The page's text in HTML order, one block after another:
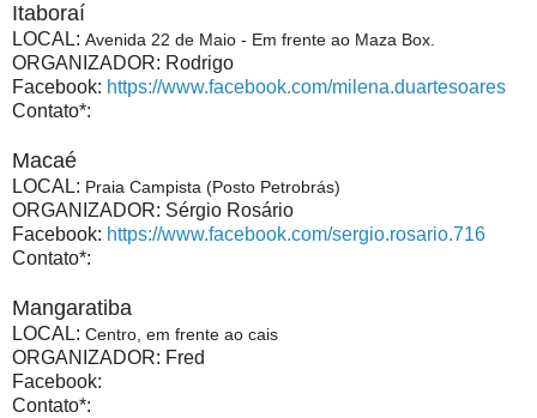
Itaboraí
LOCAL: Avenida 22 de Maio - Em frente ao Maza Box.
ORGANIZADOR: Rodrigo
Facebook: https://www.facebook.com/milena.duartesoares
Contato*:
Macaé
LOCAL: Praia Campista (Posto Petrobrás)
ORGANIZADOR: Sérgio Rosário
Facebook: https://www.facebook.com/sergio.rosario.716
Contato*:
Mangaratiba
LOCAL: Centro, em frente ao cais
ORGANIZADOR: Fred
Facebook:
Contato*: